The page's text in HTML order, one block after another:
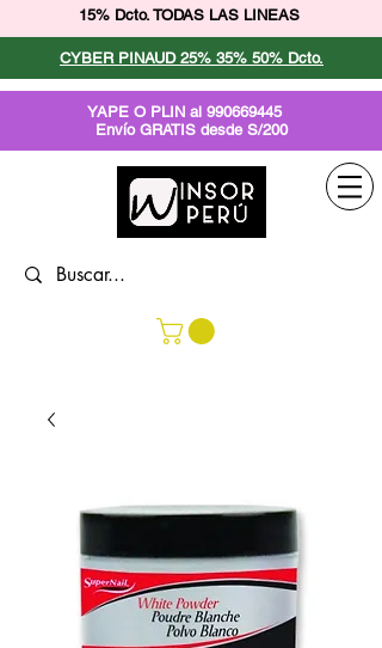
15% Dcto. TODAS LAS LINEAS
CYBER PINAUD 25% 35% 50% Dcto.
YAPE O PLIN al 990669445
Envío GRATIS desde S/200